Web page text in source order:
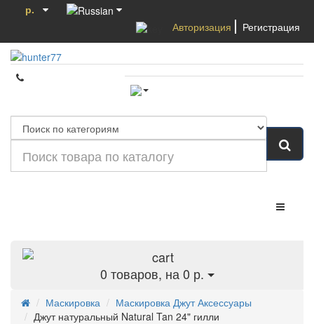
р.
Авторизация
Регистрация
0 товаров, на 0 р.
Маскировка
Маскировка Джут Аксессуары
Джут натуральный Natural Tan 24" гилли